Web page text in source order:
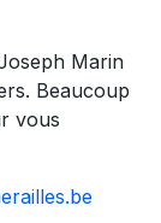
Marin
Beaucoup
vous